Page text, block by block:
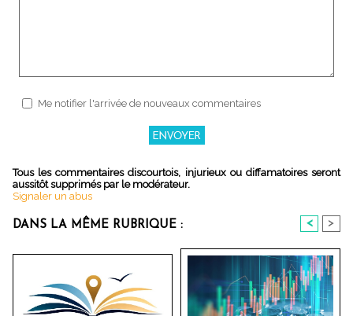
Me notifier l'arrivée de nouveaux commentaires
Tous les commentaires discourtois, injurieux ou diffamatoires seront
aussitôt supprimés par le modérateur.
Signaler un abus
DANS LA MÊME RUBRIQUE : < >